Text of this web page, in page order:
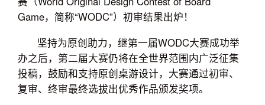
Game，简称“WODC”）初审结果出炉！
坚持为原创助力，继第一届WODC大赛成功举
办之后，第二届大赛仍将在全世界范围内广泛征集
投稿，鼓励和支持原创桌游设计，大赛通过初审、
复审、终审最终选拔出优秀作品颁发奖项。